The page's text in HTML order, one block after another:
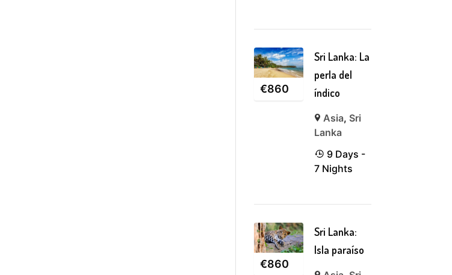
€860
Sri Lanka: La
perla del
índico
Asia, Sri
Lanka
9 Days -
7 Nights
€860
Sri Lanka:
Isla paraíso